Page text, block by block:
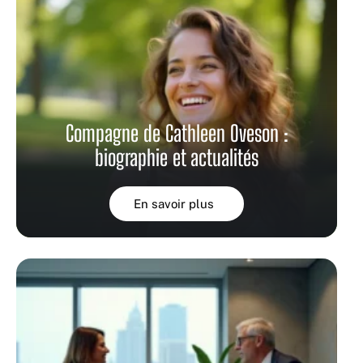
Compagne de Cathleen Oveson :
biographie et actualités
En savoir plus